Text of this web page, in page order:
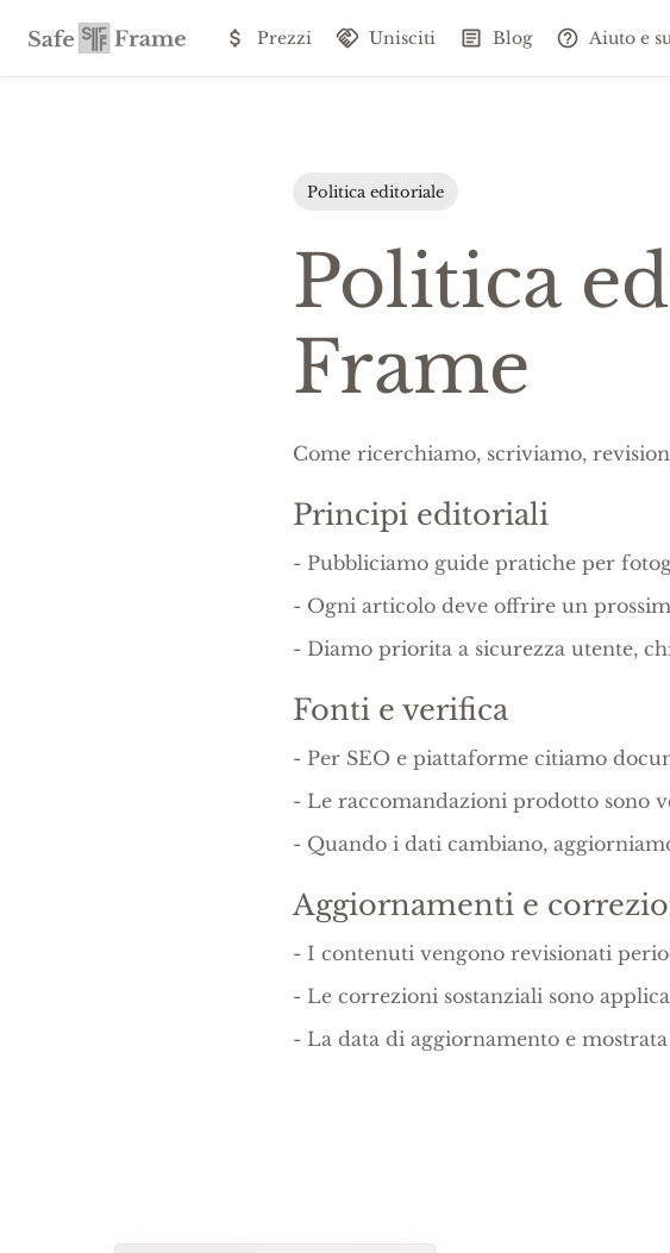
Prezzi Unisciti Blog Aiuto e
Politica editoriale
Politica
Frame
Come ricerchiamo, scriviamo,
Principi editoriali
- Pubbliciamo guide pratiche per
- Ogni articolo deve offrire un
- Diamo priorita a sicurezza utente,
Fonti e verifica
- Per SEO e piattaforme citiamo
- Le raccomandazioni prodotto sono
- Quando i dati cambiano,
Aggiornamenti e
- I contenuti vengono revisionati
- Le correzioni sostanziali sono
- La data di aggiornamento e